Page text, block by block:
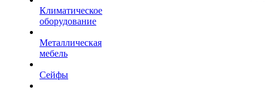
Климатическое
оборудование
Металлическая
мебель
Сейфы